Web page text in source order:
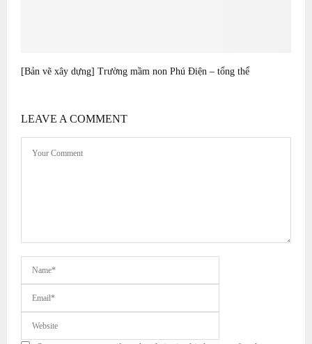
[Bản vẽ xây dựng] Trường mầm non Phú Điện – tổng thể
LEAVE A COMMENT